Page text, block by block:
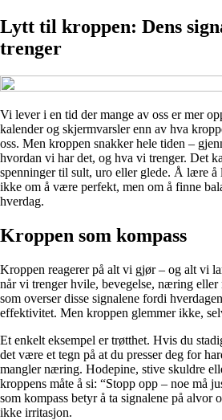
Lytt til kroppen: Dens
trenger
Vi lever i en tid der mange av oss er mer
kalender og skjermvarsler enn av hva
oss. Men kroppen snakker hele tiden –
hvordan vi har det, og hva vi trenger. Det
spenninger til sult, uro eller glede. Å lære
ikke om å være perfekt, men om å finne
hverdag.
Kroppen som kompass
Kroppen reagerer på alt vi gjør – og alt vi
når vi trenger hvile, bevegelse, næring
som overser disse signalene fordi
effektivitet. Men kroppen glemmer ikke,
Et enkelt eksempel er trøtthet. Hvis du
det være et tegn på at du presser deg for
mangler næring. Hodepine, stive skuldre
kroppens måte å si: “Stopp opp – noe må
som kompass betyr å ta signalene på alvor
ikke irritasjon.